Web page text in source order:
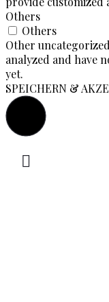
Others
Others
Other
analyzed and have
yet.
SPEICHERN &